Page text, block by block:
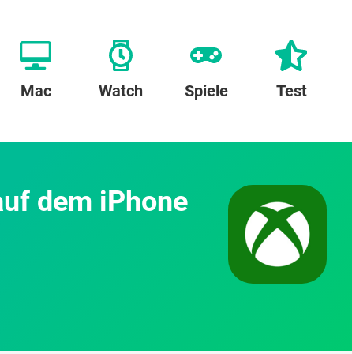
Mac Watch Spiele Test
dem iPhone